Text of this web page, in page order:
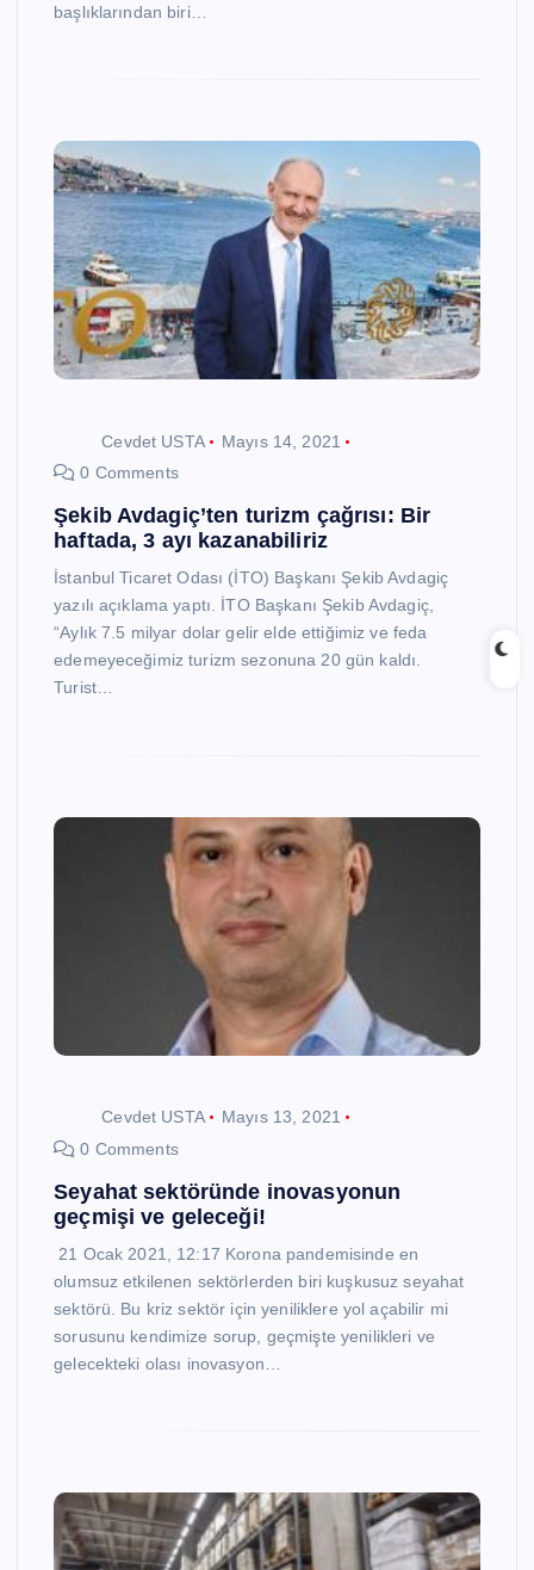
başlıklarından biri…
Cevdet USTA
Mayıs 14, 2021
0 Comments
Şekib Avdagiç’ten turizm çağrısı: Bir
haftada, 3 ayı kazanabiliriz
İstanbul Ticaret Odası (İTO) Başkanı Şekib Avdagiç
yazılı açıklama yaptı. İTO Başkanı Şekib Avdagiç,
“Aylık 7.5 milyar dolar gelir elde ettiğimiz ve feda
edemeyeceğimiz turizm sezonuna 20 gün kaldı.
Turist…
Cevdet USTA
Mayıs 13, 2021
0 Comments
Seyahat sektöründe inovasyonun
geçmişi ve geleceği!
21 Ocak 2021, 12:17 Korona pandemisinde en
olumsuz etkilenen sektörlerden biri kuşkusuz seyahat
sektörü. Bu kriz sektör için yeniliklere yol açabilir mi
sorusunu kendimize sorup, geçmişte yenilikleri ve
gelecekteki olası inovasyon…